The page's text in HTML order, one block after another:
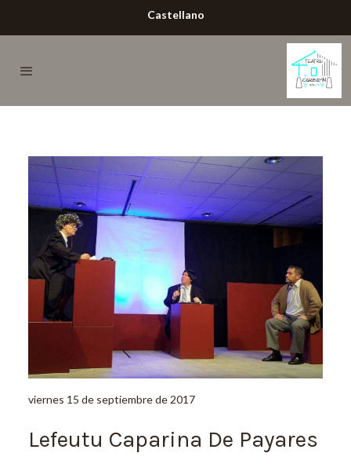
Castellano
viernes 15 de septiembre de 2017
Lefeutu Caparina De Payares